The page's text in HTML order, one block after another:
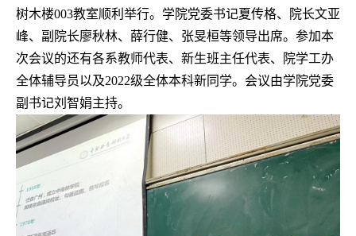
树木楼003教室顺利举行。学院党委书记夏传格、院长文亚
峰、副院长廖秋林、薛行健、张旻桓等领导出席。参加本
次会议的还有各系教师代表、新生班主任代表、院学工办
全体辅导员以及2022级全体本科新同学。会议由学院党委
副书记刘智娟主持。